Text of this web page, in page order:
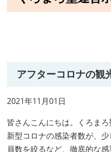
アフターコロナの観
2021年11月01日
皆さんこんにちは。くろまろ
新型コロナの感染者数が、
員数を絞るなど、徹底的な